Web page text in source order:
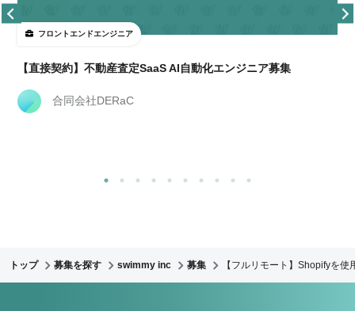
フロントエンドエンジニア
【直接契約】不動産査定SaaS AI自動化エンジニア募集
合同会社DERaC
トップ 募集を探す swimmy inc 募集 【フルリモート】Shopifyを